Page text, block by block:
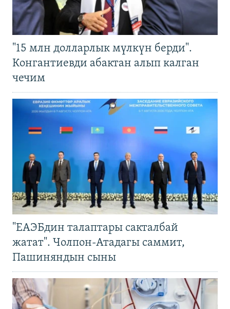
"15 млн долларлык мүлкүн берди".
Конгантиевди абактан алып калган
чечим
"ЕАЭБдин талаптары сакталбай
жатат". Чолпон-Атадагы саммит,
Пашиняндын сыны